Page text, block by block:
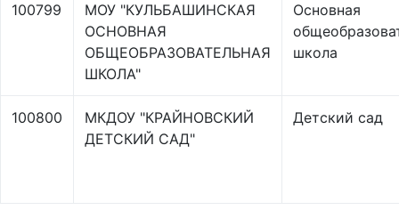
100799
МОУ "КУЛЬБАШИНСКАЯ
ОСНОВНАЯ
ОБЩЕОБРАЗОВАТЕЛЬНАЯ
ШКОЛА"
Основная
школа
100800
МКДОУ "КРАЙНОВСКИЙ
ДЕТСКИЙ САД"
Детский сад